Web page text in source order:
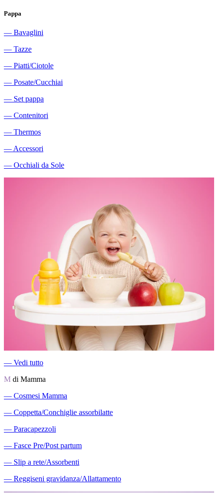
Pappa
― Bavaglini
― Tazze
― Piatti/Ciotole
― Posate/Cucchiai
― Set pappa
― Contenitori
― Thermos
― Accessori
― Occhiali da Sole
― Vedi tutto
M di Mamma
― Cosmesi Mamma
― Coppetta/Conchiglie assorbilatte
― Paracapezzoli
― Fasce Pre/Post partum
― Slip a rete/Assorbenti
― Reggiseni gravidanza/Allattamento